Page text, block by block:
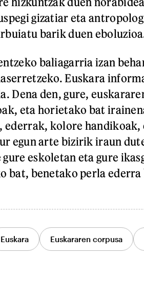
gizatiar eta
barik duen
baliagarria izan
Euskara
Dena den, gure,
eta horietako bat
ederrak, kolore handikoak,
egun arte bizirik iraun
eskoletan eta gure
bat, benetako perla ederra
Euskara Euskararen corpusa